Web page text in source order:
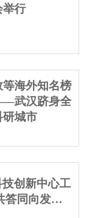
举行
等海外知名榜
武汉跻身全
研城市
创新中心工
答同向发力